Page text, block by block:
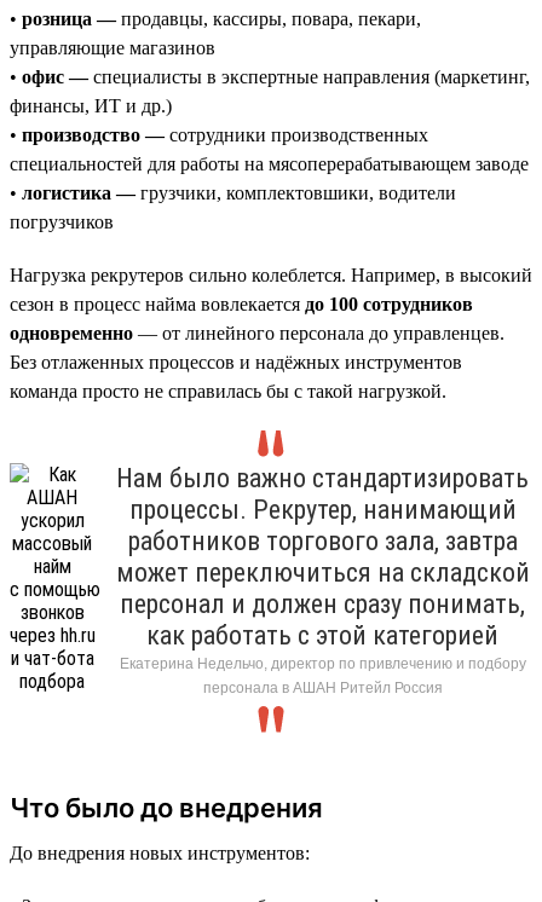
• розница —продавцы, кассиры, повара, пекари,
управляющие магазинов
• офис —специалисты в экспертные направления (маркетинг,
финансы, ИТ и др.)
• производство —сотрудники производственных
специальностей для работы на мясоперерабатывающем заводе
• логистика —грузчики, комплектовшики, водители
погрузчиков
Нагрузка рекрутеров сильно колеблется. Например, в высокий
сезон в процесс найма вовлекается до 100 сотрудников
одновременно — от линейного персонала до управленцев.
Без отлаженных процессов и надёжных инструментов
команда просто не справилась бы с такой нагрузкой.
Нам было важно стандартизировать
процессы. Рекрутер, нанимающий
работников торгового зала, завтра
может переключиться на складской
персонал и должен сразу понимать,
как работать с этой категорией
Екатерина Недельчо, директор по привлечению и подбору
персонала в АШАН Ритейл Россия
Что было до внедрения
До внедрения новых инструментов: